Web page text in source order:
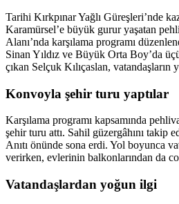
Tarihi Kırkpınar Yağlı Güreşleri’nde
Karamürsel’e büyük gurur yaşatan
Alanı’nda karşılama programı
Sinan Yıldız ve Büyük Orta Boy’da
çıkan Selçuk Kılıçaslan, vatandaşların
Konvoyla şehir turu yaptılar
Karşılama programı kapsamında
şehir turu attı. Sahil güzergâhını takip
Anıtı önünde sona erdi. Yol boyunca
verirken, evlerinin balkonlarından da
Vatandaşlardan yoğun ilgi